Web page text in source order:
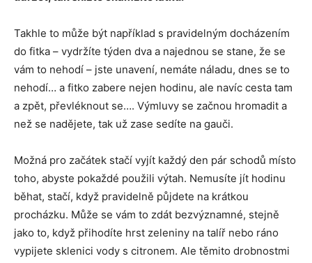
Takhle to může být například s pravidelným docházením
do fitka – vydržíte týden dva a najednou se stane, že se
vám to nehodí – jste unavení, nemáte náladu, dnes se to
nehodí… a fitko zabere nejen hodinu, ale navíc cesta tam
a zpět, převléknout se…. Výmluvy se začnou hromadit a
než se nadějete, tak už zase sedíte na gauči.
Možná pro začátek stačí vyjít každý den pár schodů místo
toho, abyste pokaždé použili výtah. Nemusíte jít hodinu
běhat, stačí, když pravidelně půjdete na krátkou
procházku. Může se vám to zdát bezvýznamné, stejně
jako to, když přihodíte hrst zeleniny na talíř nebo ráno
vypijete sklenici vody s citronem. Ale těmito drobnostmi